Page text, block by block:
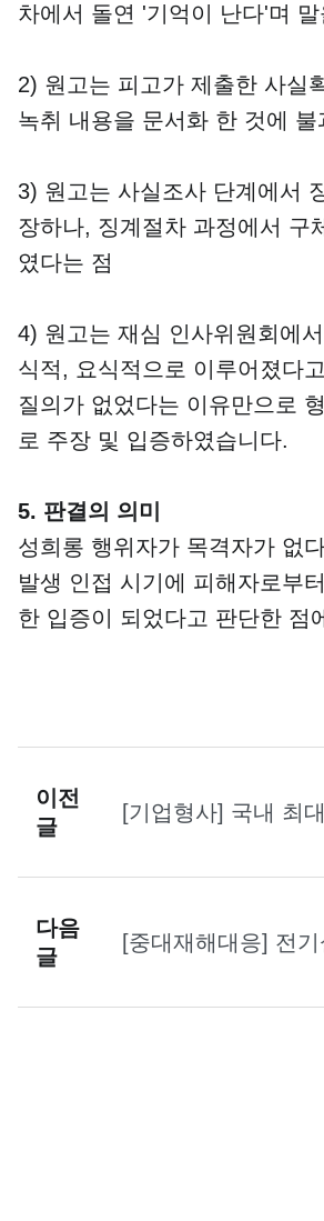
차에서 돌연 '기억이 난다'며
2) 원고는 피고가 제출한 사실
녹취 내용을 문서화 한 것에
3) 원고는 사실조사 단계에서
장하나, 징계절차 과정에서 구
였다는 점
4) 원고는 재심 인사위원회에
식적, 요식적으로 이루어졌다
질의가 없었다는 이유만으로
로 주장 및 입증하였습니다.
5. 판결의 의미
성희롱 행위자가 목격자가 없
발생 인접 시기에 피해자로부
한 입증이 되었다고 판단한 점
이전
글
[기업형사] 국내 최
다음
글
[중대재해대응] 전